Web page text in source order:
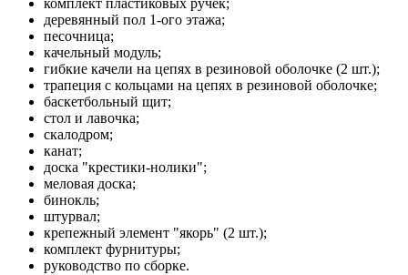
комплект пластиковых ручек;
деревянный пол 1-ого этажа;
песочница;
качельный модуль;
гибкие качели на цепях в резиновой оболочке (2 шт.);
трапеция с кольцами на цепях в резиновой оболочке;
баскетбольный щит;
стол и лавочка;
скалодром;
канат;
доска "крестики-нолики";
меловая доска;
бинокль;
штурвал;
крепежный элемент "якорь" (2 шт.);
комплект фурнитуры;
руководство по сборке.